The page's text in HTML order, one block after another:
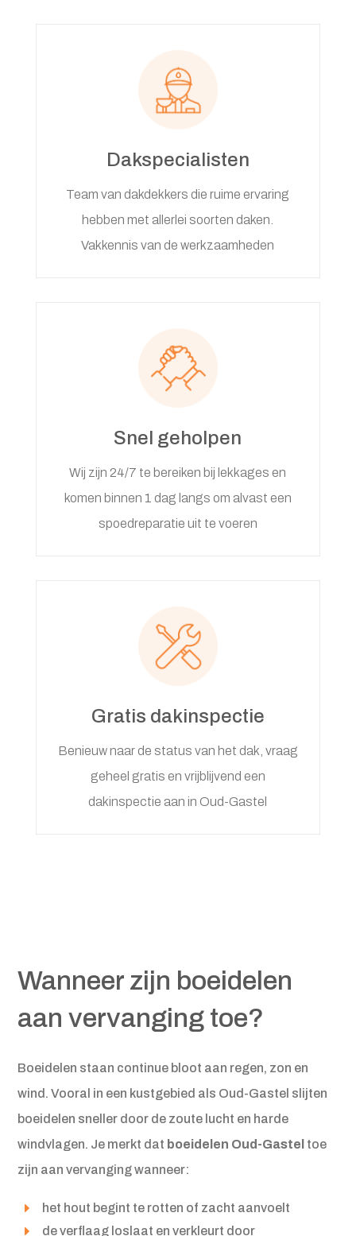
Dakspecialisten
Team van dakdekkers die ruime ervaring
hebben met allerlei soorten daken.
Vakkennis van de werkzaamheden
Snel geholpen
Wij zijn 24/7 te bereiken bij lekkages en
komen binnen 1 dag langs om alvast een
spoedreparatie uit te voeren
Gratis dakinspectie
Benieuw naar de status van het dak, vraag
geheel gratis en vrijblijvend een
dakinspectie aan in Oud-Gastel
Wanneer zijn boeidelen
aan vervanging toe?
Boeidelen staan continue bloot aan regen, zon en
wind. Vooral in een kustgebied als Oud-Gastel slijten
boeidelen sneller door de zoute lucht en harde
windvlagen. Je merkt dat boeidelen Oud-Gastel toe
zijn aan vervanging wanneer:
het hout begint te rotten of zacht aanvoelt
de verflaag loslaat en verkleurt door